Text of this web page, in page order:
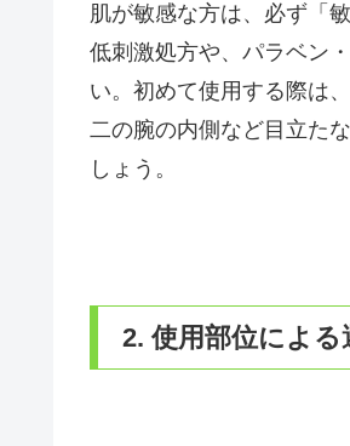
肌が敏感な方は、必ず「
低刺激処方や、パラベン
い。初めて使用する際は
二の腕の内側など目立た
しょう。
2. 使用部位による